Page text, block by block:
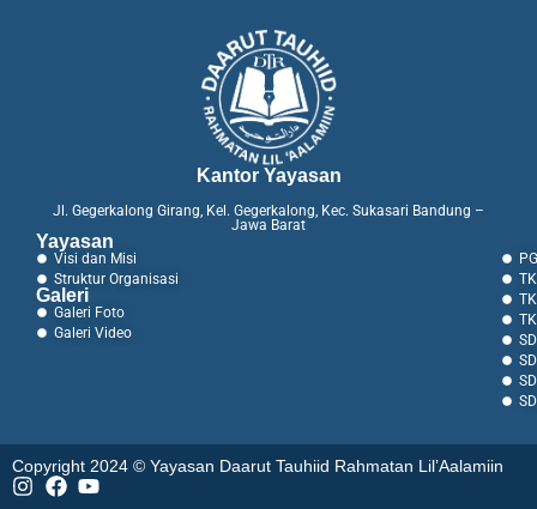
Kantor Yayasan
Jl. Gegerkalong Girang, Kel. Gegerkalong, Kec. Sukasari Bandung –
Jawa Barat
Yayasan
Visi dan Misi
Struktur Organisasi
Galeri
Galeri Foto
Galeri Video
Copyright 2024 © Yayasan Daarut Tauhiid Rahmatan Lil’Aalamiin